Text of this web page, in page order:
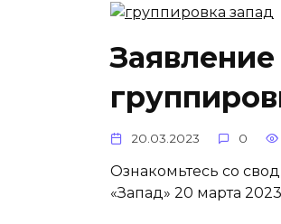
20.03.2023 0
Ознакомьтесь со
«Запад» 20 марта